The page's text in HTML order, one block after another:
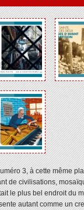
3, à cette même
de civilisations,
le plus bel endroit du
autant comme un